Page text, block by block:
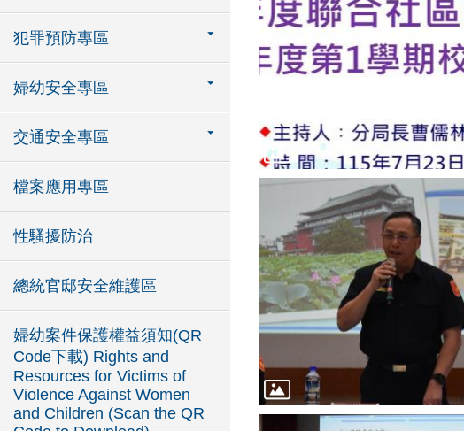
犯罪預防專區
婦幼安全專區
交通安全專區
檔案應用專區
性騷擾防治
總統官邸安全維護區
婦幼案件保護權益須知(QR
Code下載) Rights and
Resources for Victims of
Violence Against Women
and Children (Scan the QR